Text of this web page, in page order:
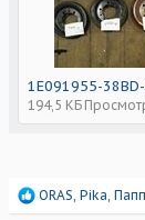
194,5 КБ
Р
ORAS, Pika,